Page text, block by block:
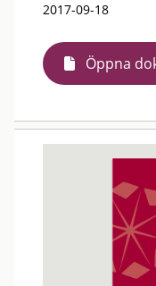
2017-09-18
Öppna